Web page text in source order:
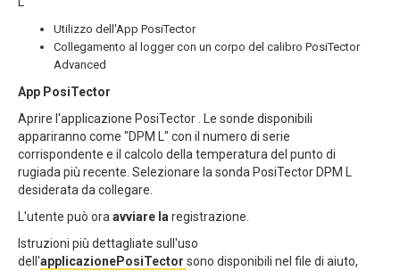
Utilizzo dell'App PosiTector
Collegamento al logger con un corpo del calibro PosiTector
Advanced
App PosiTector
Aprire l'applicazione PosiTector . Le sonde disponibili
appariranno come "DPM L" con il numero di serie
corrispondente e il calcolo della temperatura del punto di
rugiada più recente. Selezionare la sonda PosiTector DPM L
desiderata da collegare.
L'utente può ora avviare la registrazione.
Istruzioni più dettagliate sull'uso
dell'applicazionePosiTector sono disponibili nel file di aiuto,